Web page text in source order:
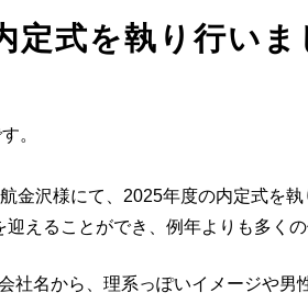
定式を執り行いま
。
金沢様にて、2025年度の内定式を執
えることができ、例年よりも多く
社名から、理系っぽいイメージや